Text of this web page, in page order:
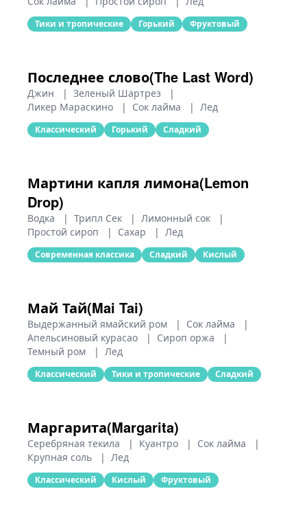
Тики и тропические Горький Фруктовый
Последнее слово(The Last Word)
Джин | Зеленый Шартрез
|
Ликер Мараскино
| Сок лайма | Лед
Классический Горький Сладкий
Мартини капля лимона(Lemon
Drop)
Водка | Трипл Сек | Лимонный сок
|
Простой сироп
| Сахар | Лед
Современная классика Сладкий Кислый
Май Тай(Mai Tai)
Выдержанный ямайский ром | Сок лайма
|
Апельсиновый курасао
| Сироп оржа
|
Темный ром
| Лед
Классический Тики и тропические Сладкий
Маргарита(Margarita)
Серебряная текила | Куантро | Сок лайма
|
Крупная соль
| Лед
Классический Кислый Фруктовый